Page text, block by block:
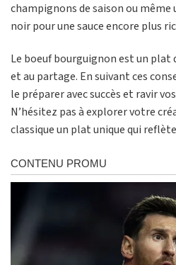
champignons de saison ou
noir pour une sauce encore plus
Le boeuf bourguignon est un plat
et au partage. En suivant ces
le préparer avec succès et ravir
N’hésitez pas à explorer votre
classique un plat unique qui